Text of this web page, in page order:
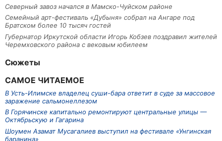
Северный завоз начался в Мамско-Чуйском районе
Семейный арт-фестиваль «Дубыня» собрал на Ангаре под
Братском более 10 тысяч гостей
Губернатор Иркутской области Игорь Кобзев поздравил жителей
Черемховского района с вековым юбилеем
Сюжеты
САМОЕ ЧИТАЕМОЕ
В Усть-Илимске владелец суши-бара ответит в суде за массовое
заражение сальмонеллезом
В Горячинске капитально ремонтируют центральные улицы —
Октябрьскую и Гагарина
Шоумен Азамат Мусагалиев выступил на фестивале «Унгинская
баранина»